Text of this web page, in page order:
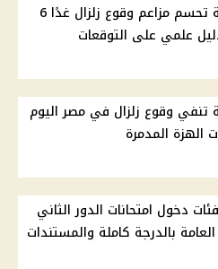
البحوث الفلكية تحسم مزاعم وقوع زلزال غدًا 6
علمي على التوقعات
تنفي وقوع زلزال في مصر اليوم
المدمرة
دخول امتحانات الدور الثاني
العامة بالدرجة كاملة والمستندات